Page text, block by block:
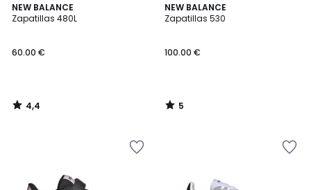
NEW BALANCE
Zapatillas 480L
60.00 €
4,4
/ 5
4,4
/
NEW BALANCE
Zapatillas 530
100.00 €
5
/
5
/